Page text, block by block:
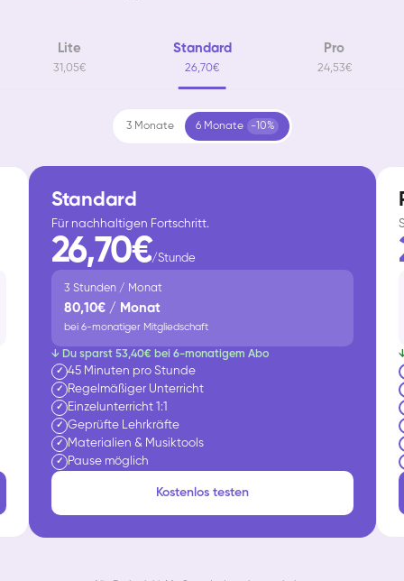
Lite
31,05€
Standard
26,70€
Pro
24,53€
3 Monate 6 Monate -10%
Standard
Für nachhaltigen Fortschritt.
26,70€/Stunde
3 Stunden / Monat
80,10€ / Monat
bei 6-monatiger Mitgliedschaft
↓ Du sparst 53,40€ bei 6-monatigem Abo
✓ 45 Minuten pro Stunde
✓ Regelmäßiger Unterricht
✓ Einzelunterricht 1:1
✓ Geprüfte Lehrkräfte
✓ Materialien & Musiktools
✓ Pause möglich
Kostenlos testen